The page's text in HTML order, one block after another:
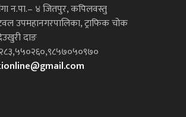
न.पा.– ४ जितपुर, कपिलवस्तु
उपमहानगरपालिका, ट्राफिक चोक
दाङ